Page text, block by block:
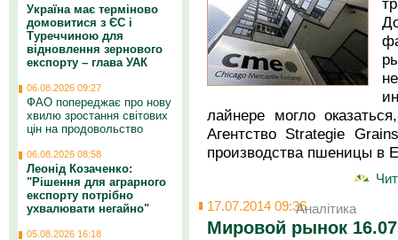
лайнере могло
Агентство Strategie
производства пшеницы в
17.07.2014 09:36Аналітика
Мировой рынок
Україна має терміново
домовитися з ЄС і
Туреччиною для
відновлення зернового
експорту – глава УАК
06.08.2026 09:27
ФАО попереджає про нову
хвилю зростання світових
цін на продовольство
06.08.2026 08:58
Леонід Козаченко:
"Рішення для аграрного
експорту потрібно
ухвалювати негайно"
05.08.2026 16:18